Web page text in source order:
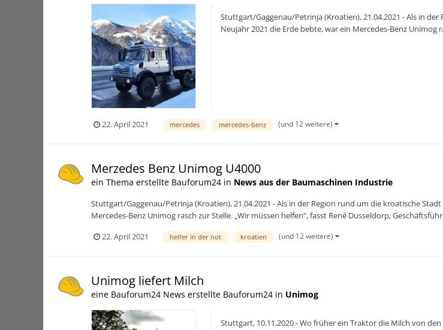
Stuttgart/Gaggenau/Petrinja (Kroatien), 21.04.2021 - Als in
Neujahr 2021 die Erde bebte, war ein Mercedes-Benz Unimog
22. April 2021 mercedes mercedes-benz (und 12 weitere)
Merzedes Benz Unimog U4000
ein Thema erstellte Bauforum24 in News aus der Baumaschinen Industrie
Stuttgart/Gaggenau/Petrinja (Kroatien), 21.04.2021 - Als in der Region rund um die kroatische
Mercedes-Benz Unimog rasch zur Stelle. „Wir müssen helfen“, fasst René Dusseldorp,
22. April 2021
helfer in der not kroatien (und 12 weitere)
Unimog liefert Milch
eine Bauforum24 News erstellte Bauforum24 in Unimog
Stuttgart, 10.11.2020 - Wo früher ein Traktor die Milch von